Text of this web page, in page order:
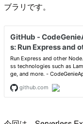
ブラリです。